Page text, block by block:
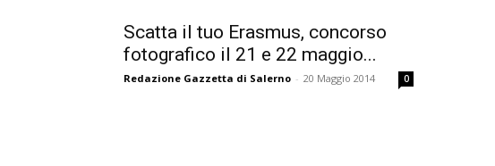
Scatta il tuo Erasmus, concorso
fotografico il 21 e 22 maggio...
Redazione Gazzetta di Salerno - 20 Maggio 2014 0